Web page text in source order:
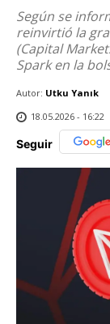
Según se
reinvirtió la
(Capital
Spark en la
Autor: Utku Yanık
18.05.2026 - 16:22
Seguir